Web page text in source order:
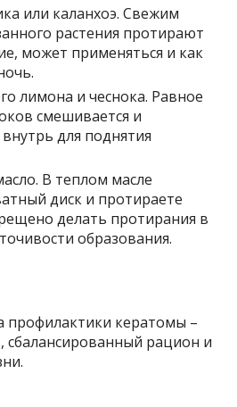
или каланхоэ. Свежим
растения протирают
может применяться и как
лимона и чеснока. Равное
смешивается и
для поднятия
В теплом масле
диск и протираете
делать протирания в
образования.
профилактики кератомы –
сбалансированный рацион и